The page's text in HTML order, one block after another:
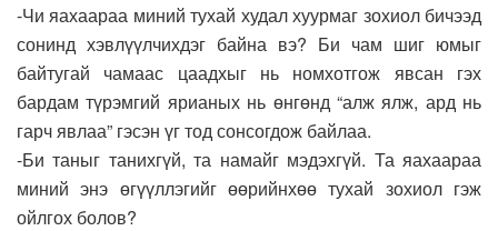
-Чи яахаараа миний тухай худал хуурмаг зохиол бичээд
сонинд хэвлүүлчихдэг байна вэ? Би чам шиг юмыг
байтугай чамаас цаадхыг нь номхотгож явсан гэх
бардам түрэмгий ярианых нь өнгөнд “алж ялж, ард нь
гарч явлаа” гэсэн үг тод сонсогдож байлаа.
-Би таныг танихгүй, та намайг мэдэхгүй. Та яахаараа
миний энэ өгүүллэгийг өөрийнхөө тухай зохиол гэж
ойлгох болов?